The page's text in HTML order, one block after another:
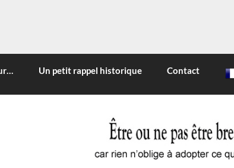
ET-VILAINE
Un petit rappel historique Contact